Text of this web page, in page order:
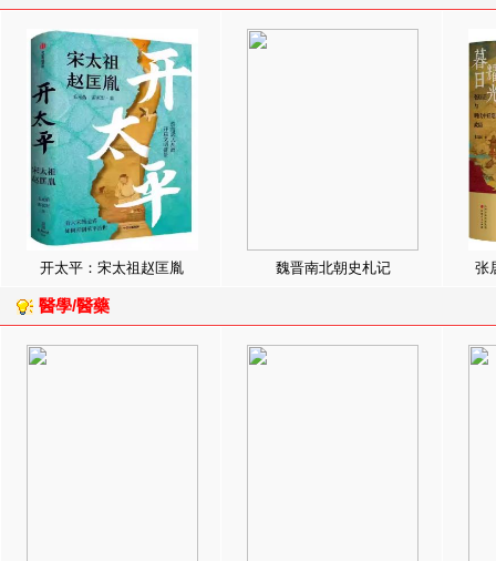
开太平：宋太祖赵匡胤 魏晋南北朝史札记 张
醫學/醫藥